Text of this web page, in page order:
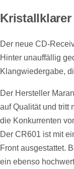
Kristallklarer
Der neue CD-
Hinter unauffällig
Klangwiedergabe,
Der Hersteller
auf Qualität und tritt
die Konkurrenten
Der CR601 ist mit
Front ausgestattet.
ein ebenso